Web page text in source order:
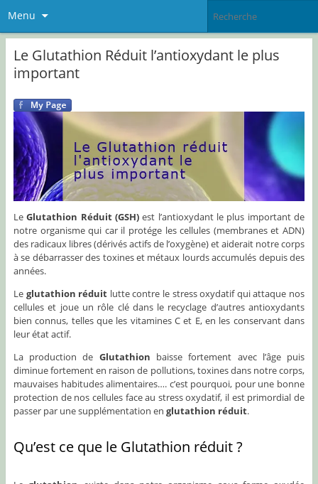
Menu
Le Glutathion Réduit l’antioxydant le plus
important
LeGlutathion Réduit (GSH) est l’antioxydant le plus important de
notre organisme qui car il protége les cellules (membranes et ADN)
des radicaux libres (dérivés actifs de l’oxygène) et aiderait notre corps
à se débarrasser des toxines et métaux lourds accumulés depuis des
années.
Le glutathion réduit lutte contre le stress oxydatif qui attaque nos
cellules et joue un rôle clé dans le recyclage d’autres antioxydants
bien connus, telles que les vitamines C et E, en les conservant dans
leur état actif.
La production de Glutathion baisse fortement avec l’âge puis
diminue fortement en raison de pollutions, toxines dans notre corps,
mauvaises habitudes alimentaires…. c’est pourquoi, pour une bonne
protection de nos cellules face au stress oxydatif, il est primordial de
passer par une supplémentation en glutathion réduit.
Qu’est ce que le Glutathion réduit ?